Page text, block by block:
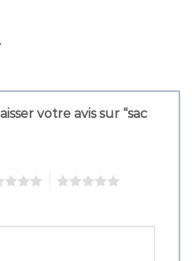
votre avis sur “sac